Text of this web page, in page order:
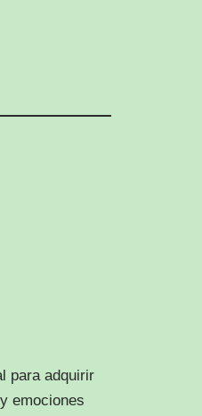
para adquirir
emociones